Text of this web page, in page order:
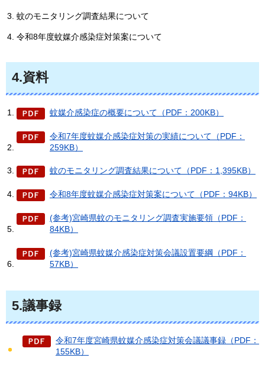
蚊のモニタリング調査結果について
令和8年度蚊媒介感染症対策案について
4.資料
蚊媒介感染症の概要について（PDF：200KB）
令和7年度蚊媒介感染症対策の実績について（PDF：
259KB）
蚊のモニタリング調査結果について（PDF：1,395KB）
令和8年度蚊媒介感染症対策案について（PDF：94KB）
(参考)宮崎県蚊のモニタリング調査実施要領（PDF：
84KB）
(参考)宮崎県蚊媒介感染症対策会議設置要綱（PDF：
57KB）
5.議事録
令和7年度宮崎県蚊媒介感染症対策会議議事録（PDF：
155KB）